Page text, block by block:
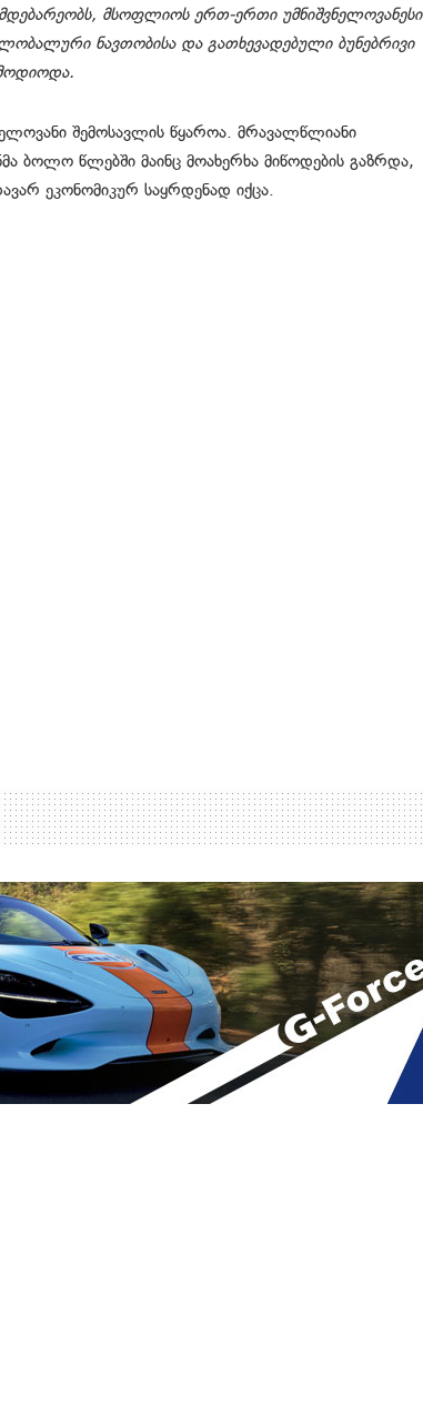
მსოფლიოს ერთ-ერთი უმნიშვნელოვანესი
ნავთობისა და გათხევადებული ბუნებრივი
შემოსავლის წყაროა. მრავალწლიანი
ბოლო წლებში მაინც მოახერხა მიწოდების გაზრდა,
ეკონომიკურ საყრდენად იქცა.